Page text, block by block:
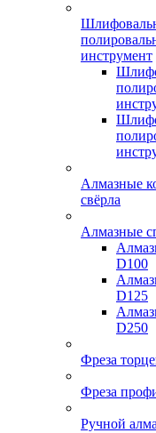
инструмент
Алмазные
свёрла
Алмазные
D100
D125
D250
Фреза
Фреза
Ручной